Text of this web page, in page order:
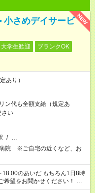
NEW
小さめデイサービ
大学生歓迎
ブランクOK
あり）
代も全額支給（規定あ
い
/ …
病院 ※ご自宅の近くなど、お
のあいだ もちろん1日8時
希望をお聞かせください！ ★
も遠慮なくご相談ください。